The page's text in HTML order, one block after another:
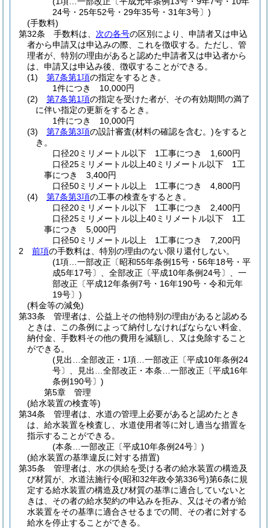
24号・25年52号・29年35号・31年3号〕)
(手数料)
第32条
手数料は、 次の各号の区別により、申請者又は申込
者から申請又は申込みの際、これを徴収する。 ただし、管
理者が、特別の理由があると認めた申請者又は申込者から
は、申請又は申込み後、徴収することができる。
(1)
第7条第1項の指定をするとき。
1件につき 10,000円
(2)
第7条第1項の指定を受けた者が、その有効期間の満了
に伴い指定の更新をするとき。
1件につき 10,000円
(3)
第7条第3項の設計審査(材料の確認を含む。)をすると
き。
口径20ミリメートル以下 1工事につき 1,600円
口径25ミリメートル以上40ミリメートル以下 1工
事につき 3,400円
口径50ミリメートル以上 1工事につき 4,800円
(4)
第7条第3項の工事の検査をするとき。
口径20ミリメートル以下 1工事につき 2,400円
口径25ミリメートル以上40ミリメートル以下 1工
事につき 5,000円
口径50ミリメートル以上 1工事につき 7,200円
2
前項の手数料は、特別の理由のない限り還付しない。
(1項…一部改正〔昭和55年条例15号・56年18号・平
成5年17号〕、全部改正〔平成10年条例24号〕、一
部改正〔平成12年条例7号・16年190号・令和元年
19号〕)
(料金等の減免)
第33条
管理者は、公益上その他特別の理由があると認める
ときは、この条例によって納付しなければならない料金、
納付金、手数料その他の費用を減額し、又は免除すること
ができる。
(見出…全部改正・1項…一部改正〔平成10年条例24
号〕、見出…全部改正・本条…一部改正〔平成16年
条例190号〕)
第5章
管理
(給水装置の検査等)
第34条
管理者は、水道の管理上必要があると認めたとき
は、給水装置を検査し、水道使用者等に対し適当な措置を
指示することができる。
(本条…一部改正〔平成10年条例24号〕)
(給水装置の基準違反に対する措置)
第35条
管理者は、水の供給を受ける者の給水装置の構造及
び材質が、水道法施行令(昭和32年政令第336号)第6条に規
定する給水装置の構造及び材質の基準に適合していないと
きは、その者の給水契約の申込みを拒み、又はその者が給
水装置をその基準に適合させるまでの間、その者に対する
給水を停止することができる。